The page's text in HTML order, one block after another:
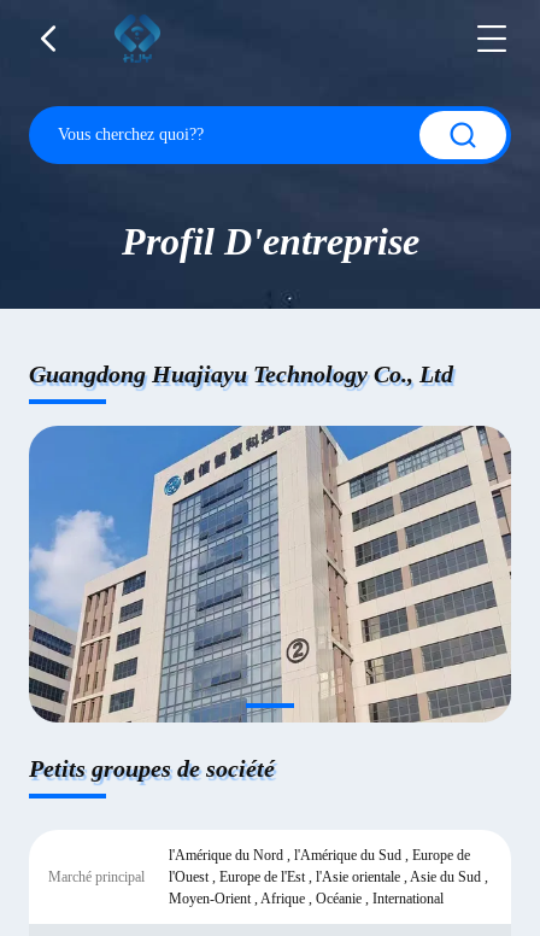
Profil D'entreprise
Guangdong Huajiayu Technology Co., Ltd
Petits groupes de société
Marché principal
l'Amérique du Nord , l'Amérique du Sud , Europe de
l'Ouest , Europe de l'Est , l'Asie orientale , Asie du Sud ,
Moyen-Orient , Afrique , Océanie , International